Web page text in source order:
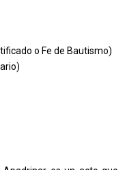
o Fe de Bautismo)